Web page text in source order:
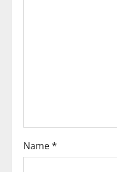
o
n
Name*